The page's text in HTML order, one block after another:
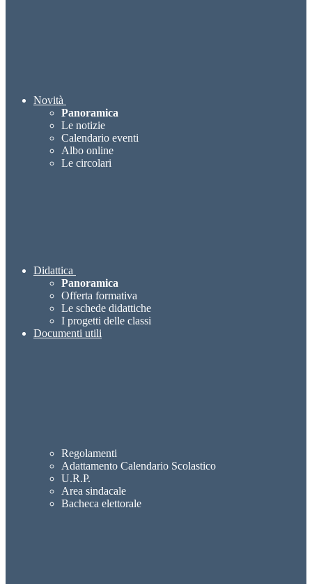
Novità
Panoramica
Le notizie
Calendario eventi
Albo online
Le circolari
Didattica
Panoramica
Offerta formativa
Le schede didattiche
I progetti delle classi
Documenti utili
Regolamenti
Adattamento Calendario Scolastico
U.R.P.
Area sindacale
Bacheca elettorale